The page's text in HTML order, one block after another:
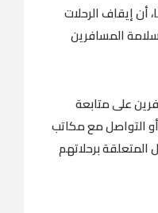
أن إيقاف الرحلات
المسافرين
على متابعة
التواصل مع مكاتب
المتعلقة برحلاتهم